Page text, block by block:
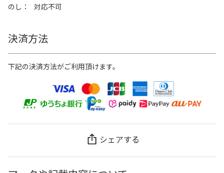
のし
対応不可
決済方法
下記の決済方法がご利用頂けます。
シェアする